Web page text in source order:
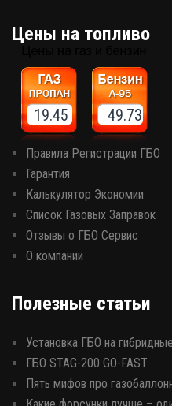
Цены на топливо
19.45 49.73
Правила Регистрации ГБО
Гарантия
Калькулятор Экономии
Список Газовых Заправок
Отзывы о ГБО Сервис
О компании
Полезные статьи
Установка ГБО на
ГБО STAG-200 GO-FAST
Пять мифов про